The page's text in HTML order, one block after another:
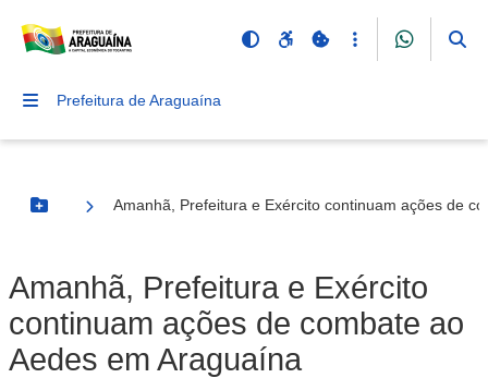
Prefeitura de Araguaína
Botão Menu
Amanhã, Prefeitura e Exército continuam ações de
Amanhã, Prefeitura e Exército
continuam ações de combate ao
Aedes em Araguaína